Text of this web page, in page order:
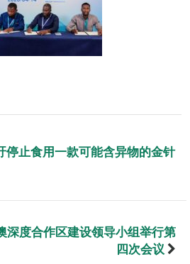
停止食用一款可能含异物的金针
深度合作区建设领导小组举行第
四次会议